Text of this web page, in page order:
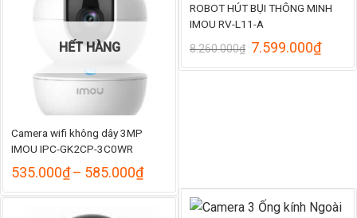
ROBOT HÚT BỤI THÔNG MINH
IMOU RV-L11-A
8.260.000₫ Giá
là:
7.599.000₫Giá
tại
HẾT HÀNG
Camera wifi không dây 3MP
IMOU IPC-GK2CP-3C0WR
535.000₫– 585.000₫Khoảng
từ
535.000₫